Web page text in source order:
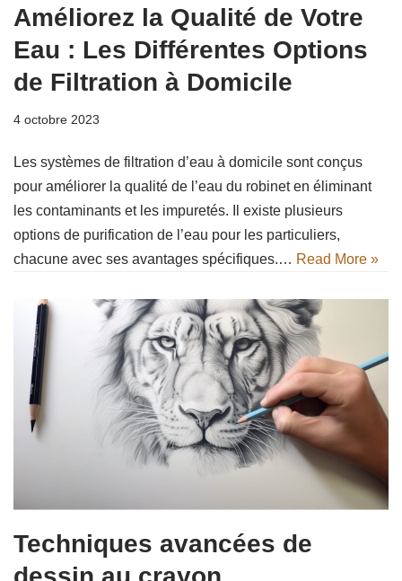
Améliorez la Qualité de Votre
Eau : Les Différentes Options
de Filtration à Domicile
4 octobre 2023
Les systèmes de filtration d’eau à domicile sont conçus
pour améliorer la qualité de l’eau du robinet en éliminant
les contaminants et les impuretés. Il existe plusieurs
options de purification de l’eau pour les particuliers,
chacune avec ses avantages spécifiques.… Read More »
Techniques avancées de